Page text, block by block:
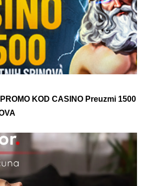
KOD CASINO Preuzmi 1500